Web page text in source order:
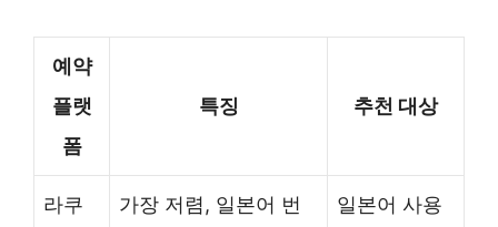
예약
플랫
폼
특징 추천 대상
라쿠
가장 저렴, 일본어 번
일본어 사용